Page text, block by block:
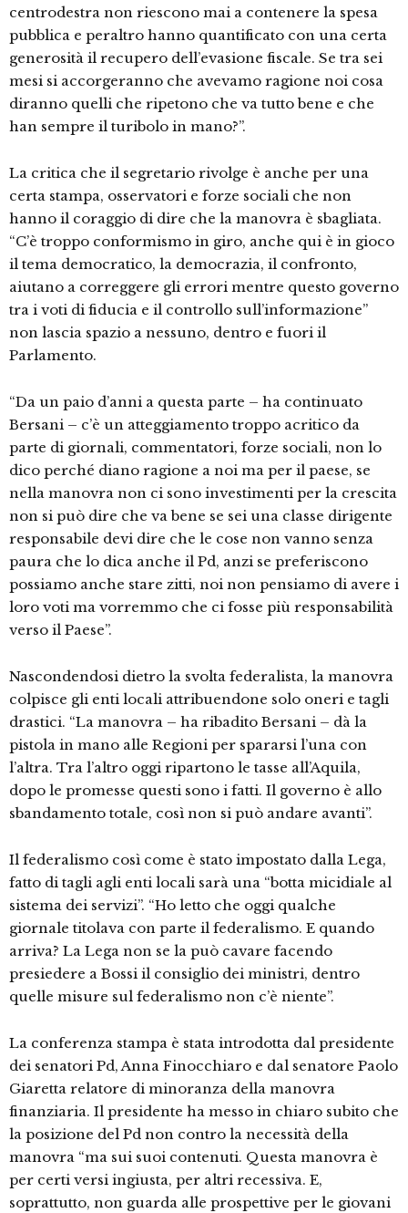
centrodestra non riescono mai a contenere la spesa
pubblica e peraltro hanno quantificato con una certa
generosità il recupero dell’evasione fiscale. Se tra sei
mesi si accorgeranno che avevamo ragione noi cosa
diranno quelli che ripetono che va tutto bene e che
han sempre il turibolo in mano?”.
La critica che il segretario rivolge è anche per una
certa stampa, osservatori e forze sociali che non
hanno il coraggio di dire che la manovra è sbagliata.
“C’è troppo conformismo in giro, anche qui è in gioco
il tema democratico, la democrazia, il confronto,
aiutano a correggere gli errori mentre questo governo
tra i voti di fiducia e il controllo sull’informazione”
non lascia spazio a nessuno, dentro e fuori il
Parlamento.
“Da un paio d’anni a questa parte – ha continuato
Bersani – c’è un atteggiamento troppo acritico da
parte di giornali, commentatori, forze sociali, non lo
dico perché diano ragione a noi ma per il paese, se
nella manovra non ci sono investimenti per la crescita
non si può dire che va bene se sei una classe dirigente
responsabile devi dire che le cose non vanno senza
paura che lo dica anche il Pd, anzi se preferiscono
possiamo anche stare zitti, noi non pensiamo di avere i
loro voti ma vorremmo che ci fosse più responsabilità
verso il Paese”.
Nascondendosi dietro la svolta federalista, la manovra
colpisce gli enti locali attribuendone solo oneri e tagli
drastici. “La manovra – ha ribadito Bersani – dà la
pistola in mano alle Regioni per spararsi l’una con
l’altra. Tra l’altro oggi ripartono le tasse all’Aquila,
dopo le promesse questi sono i fatti. Il governo è allo
sbandamento totale, così non si può andare avanti”.
Il federalismo così come è stato impostato dalla Lega,
fatto di tagli agli enti locali sarà una “botta micidiale al
sistema dei servizi”. “Ho letto che oggi qualche
giornale titolava con parte il federalismo. E quando
arriva? La Lega non se la può cavare facendo
presiedere a Bossi il consiglio dei ministri, dentro
quelle misure sul federalismo non c’è niente”.
La conferenza stampa è stata introdotta dal presidente
dei senatori Pd, Anna Finocchiaro e dal senatore Paolo
Giaretta relatore di minoranza della manovra
finanziaria. Il presidente ha messo in chiaro subito che
la posizione del Pd non contro la necessità della
manovra “ma sui suoi contenuti. Questa manovra è
per certi versi ingiusta, per altri recessiva. E,
soprattutto, non guarda alle prospettive per le giovani